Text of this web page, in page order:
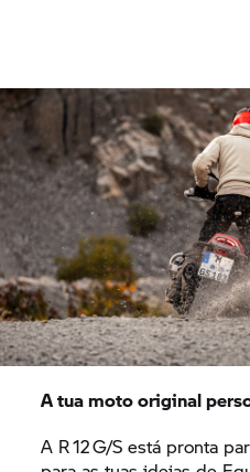
A tua moto original
A R 12 G/S está pronta